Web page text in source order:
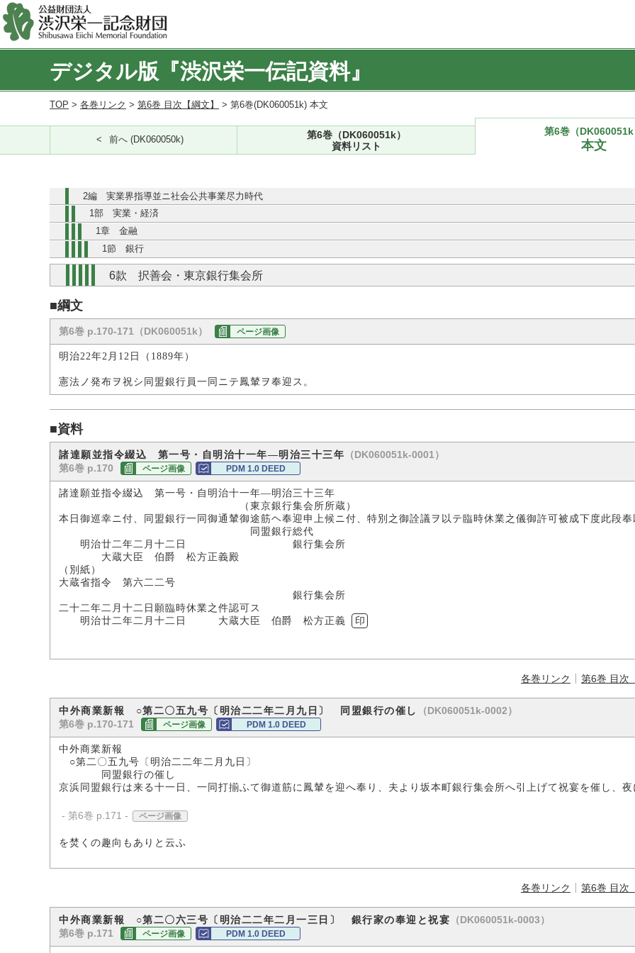
デジタル版『渋沢栄一伝記資料』
TOP > 各巻リンク > 第6巻 目次【綱文】 > 第6巻(DK060051k) 本文
前へ (DK060050k)
第6巻（DK060051k）
資料リスト
第6巻（
本文
2編 実業界指導並ニ社会公共事業尽力時代
1部 実業・経済
1章 金融
1節 銀行
6款 択善会・東京銀行集会所
■綱文
第6巻 p.170-171（DK060051k） ページ画像
明治22年2月12日（1889年）
憲法ノ発布ヲ祝シ同盟銀行員一同ニテ鳳輦ヲ奉迎ス。
■資料
諸達願並指令綴込 第一号・自明治十一年―明治三十三年 （DK060051k-0001）
第6巻 p.170
ページ画像 PDM 1.0 DEED
諸達願並指令綴込 第一号・自明治十一年―明治三十三年
（東京銀行集会所所蔵）
本日御巡幸ニ付、同盟銀行一同御通輦御途筋ヘ奉迎申上候ニ付、特別之御詮議ヲ以テ臨時休業之儀御許可被成下度此段
同盟銀行総代
明治廿二年二月十二日 銀行集会所
大蔵大臣 伯爵 松方正義殿
（別紙）
大蔵省指令 第六二二号
銀行集会所
二十二年二月十二日願臨時休業之件認可ス
明治廿二年二月十二日 大蔵大臣 伯爵 松方正義
印
各巻リンク 第6巻 目次
中外商業新報 ○第二〇五九号〔明治二二年二月九日〕 同盟銀行の催し
（DK060051k-0002）
第6巻 p.170-171
ページ画像 PDM 1.0 DEED
中外商業新報
○第二〇五九号〔明治二二年二月九日〕
同盟銀行の催し
京浜同盟銀行は来る十一日、一同打揃ふて御道筋に鳳輦を迎へ奉り、夫より坂本町銀行集会所へ引上げて祝宴を催し、
- 第6巻 p.171 - ページ画像
を焚くの趣向もありと云ふ
各巻リンク 第6巻 目次
中外商業新報 ○第二〇六三号〔明治二二年二月一三日〕 銀行家の奉迎と祝宴 （DK060051k-0003）
第6巻 p.171
ページ画像 PDM 1.0 DEED